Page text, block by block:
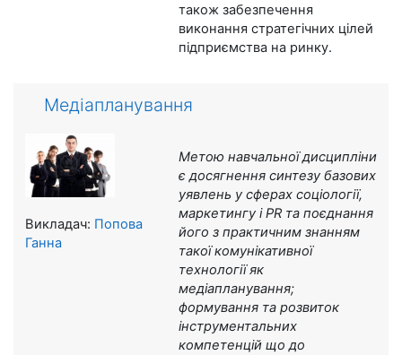
також забезпечення
виконання стратегічних цілей
підприємства на ринку.
Медіапланування
Метою навчальної дисципліни
є досягнення синтезу базових
уявлень у сферах соціології,
маркетингу і РRта поєднання
його з практичним знанням
такої комунікативної
технології як
медіапланування;
формування та розвиток
інструментальних
компетенцій що до
Викладач: Попова
Ганна